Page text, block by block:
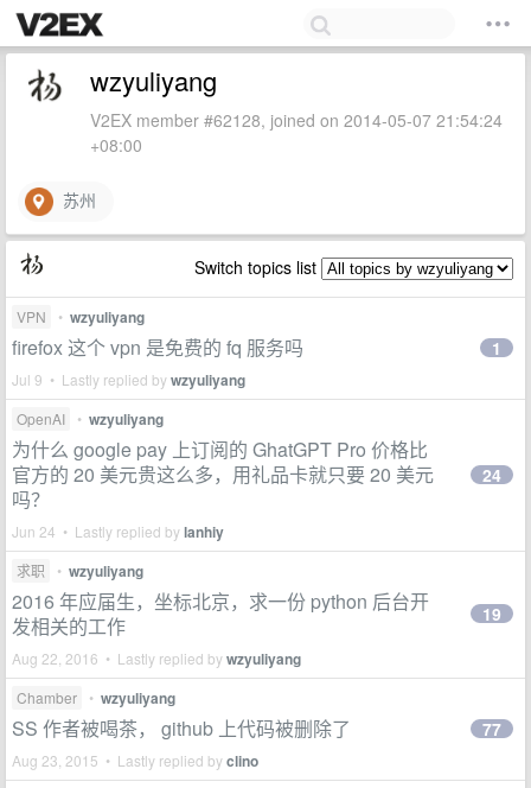
wzyuliyang
V2EX member #62128, joined on 2014-05-07 21:54:24
+08:00
苏州
Switch topics list
VPN • wzyuliyang
firefox 这个 vpn 是免费的 fq 服务吗
Jul 9 • Lastly replied bywzyuliyang
1
OpenAI • wzyuliyang
为什么 google pay 上订阅的 GhatGPT Pro 价格比
官方的 20 美元贵这么多，用礼品卡就只要 20 美元
吗？
Jun 24 • Lastly replied bylanhiy
24
求职 • wzyuliyang
2016 年应届生，坐标北京，求一份 python 后台开
发相关的工作
Aug 22, 2016 • Lastly replied bywzyuliyang
19
Chamber • wzyuliyang
SS 作者被喝茶， github 上代码被删除了
Aug 23, 2015 • Lastly replied byclino
77